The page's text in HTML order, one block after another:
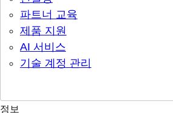
파트너 교육
제품 지원
AI 서비스
기술 계정 관리
정보